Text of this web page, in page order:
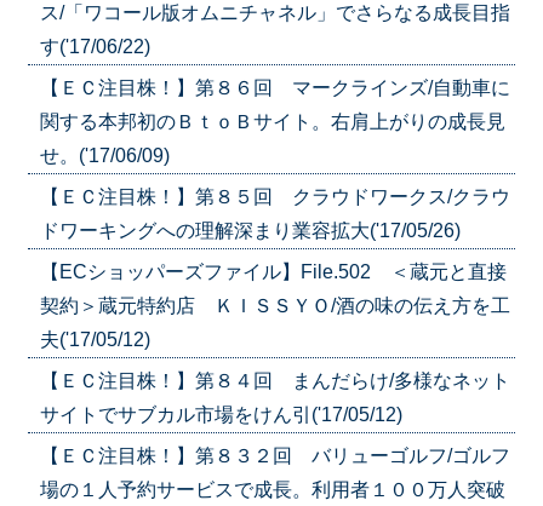
ス/「ワコール版オムニチャネル」でさらなる成長目指
す('17/06/22)
【ＥＣ注目株！】第８６回 マークラインズ/自動車に
関する本邦初のＢｔｏＢサイト。右肩上がりの成長見
せ。('17/06/09)
【ＥＣ注目株！】第８５回 クラウドワークス/クラウ
ドワーキングへの理解深まり業容拡大('17/05/26)
【ECショッパーズファイル】File.502 ＜蔵元と直接
契約＞蔵元特約店 ＫＩＳＳＹＯ/酒の味の伝え方を工
夫('17/05/12)
【ＥＣ注目株！】第８４回 まんだらけ/多様なネット
サイトでサブカル市場をけん引('17/05/12)
【ＥＣ注目株！】第８３２回 バリューゴルフ/ゴルフ
場の１人予約サービスで成長。利用者１００万人突破